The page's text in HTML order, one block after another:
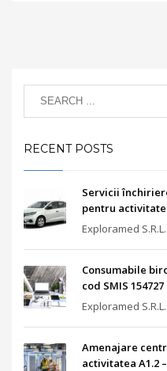
RECENT POSTS
Servicii
pentru
Exploramed
Consumabile
cod SMIS 154727
Exploramed
Amenajare
activitatea A1.2